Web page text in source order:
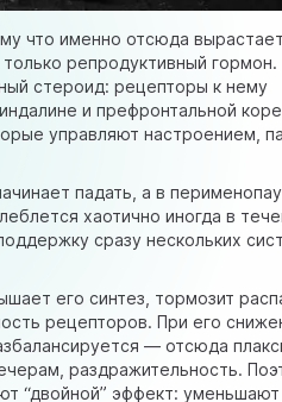
что именно отсюда
репродуктивный
стероид: рецепторы к нему
и префронтальной
управляют настроением,
падать, а в
хаотично иногда в
сразу нескольких
его синтез, тормозит
рецепторов. При его
— отсюда
раздражительность.
“двойной” эффект: уменьшают